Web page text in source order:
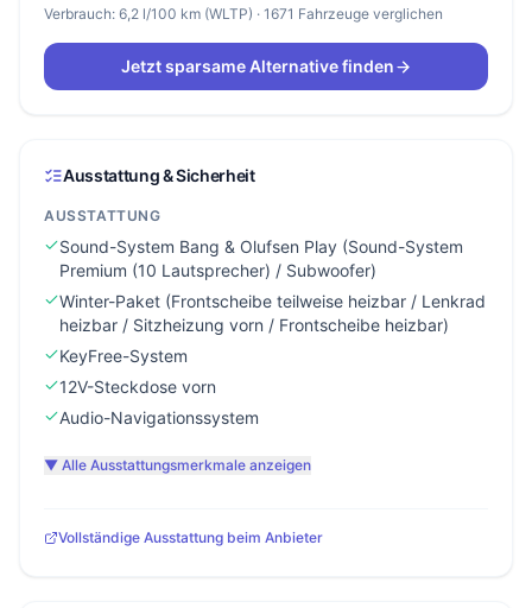
Verbrauch: 6,2 l/100 km (WLTP) · 1671 Fahrzeuge verglichen
Jetzt sparsame Alternative finden
Ausstattung & Sicherheit
AUSSTATTUNG
Sound-System Bang & Olufsen Play (Sound-System
Premium (10 Lautsprecher) / Subwoofer)
Winter-Paket (Frontscheibe teilweise heizbar / Lenkrad
heizbar / Sitzheizung vorn / Frontscheibe heizbar)
KeyFree-System
12V-Steckdose vorn
Audio-Navigationssystem
▼ Alle Ausstattungsmerkmale anzeigen
Vollständige Ausstattung beim Anbieter